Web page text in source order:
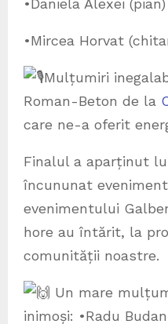
•Daniela Alexei (pian)
•Mircea Horvat
Mulțumiri
Roman-Beton de la
care ne-a oferit
Finalul a aparținut
încununat
evenimentului
hore au întărit, la
comunității noastre.
Un mare
inimoși: •Radu Budan